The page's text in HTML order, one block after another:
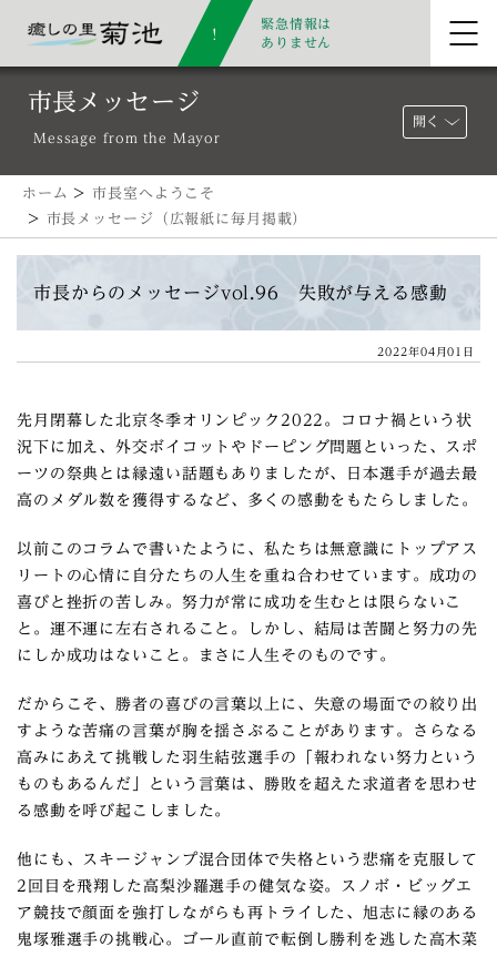
緊急情報は
ありません
市長メッセージ
Message from the Mayor
開く
ホーム >市長室へようこそ
> 市長メッセージ（広報紙に毎月掲載）
市長からのメッセージvol.96 失敗が与える感動
2022年04月01日
先月閉幕した北京冬季オリンピック2022。コロナ禍という状
況下に加え、外交ボイコットやドーピング問題といった、スポ
ーツの祭典とは縁遠い話題もありましたが、日本選手が過去最
高のメダル数を獲得するなど、多くの感動をもたらしました。
以前このコラムで書いたように、私たちは無意識にトップアス
リートの心情に自分たちの人生を重ね合わせています。成功の
喜びと挫折の苦しみ。努力が常に成功を生むとは限らないこ
と。運不運に左右されること。しかし、結局は苦闘と努力の先
にしか成功はないこと。まさに人生そのものです。
だからこそ、勝者の喜びの言葉以上に、失意の場面での絞り出
すような苦痛の言葉が胸を揺さぶることがあります。さらなる
高みにあえて挑戦した羽生結弦選手の「報われない努力という
ものもあるんだ」という言葉は、勝敗を超えた求道者を思わせ
る感動を呼び起こしました。
他にも、スキージャンプ混合団体で失格という悲痛を克服して
2回目を飛翔した高梨沙羅選手の健気な姿。スノボ・ビッグエ
ア競技で顔面を強打しながらも再トライした、旭志に縁のある
鬼塚雅選手の挑戦心。ゴール直前で転倒し勝利を逃した高木菜